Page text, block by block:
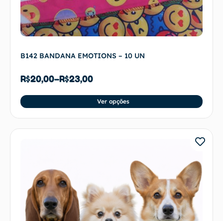
B142 BANDANA EMOTIONS – 10 UN
R$20,00–R$23,00
Ver opções